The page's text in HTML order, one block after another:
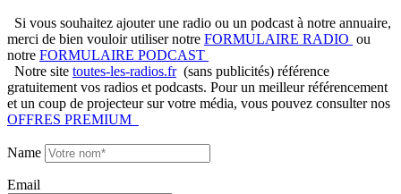
Si vous souhaitez ajouter une radio ou un podcast à notre annuaire,
merci de bien vouloir utiliser notre FORMULAIRE RADIO ou
notre FORMULAIRE PODCAST
Notre site toutes-les-radios.fr(sans publicités) référence
gratuitement vos radios et podcasts. Pour un meilleur référencement
et un coup de projecteur sur votre média, vous pouvez consulter nos
OFFRES PREMIUM
Name
Email